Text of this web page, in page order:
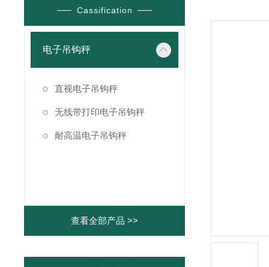
Cassification
电子吊钩秤
直视电子吊钩秤
无线带打印电子吊钩秤
耐高温电子吊钩秤
查看全部产品 >>